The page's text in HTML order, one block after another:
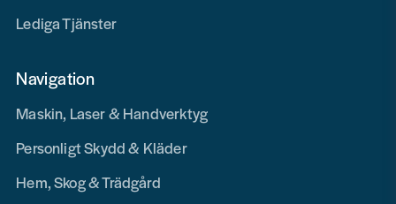
Lediga Tjänster
Navigation
Maskin, Laser & Handverktyg
Personligt Skydd & Kläder
Hem, Skog & Trädgård